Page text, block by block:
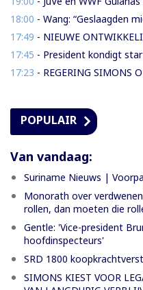
18:00 - Wang: “Geslaagden middelbare school
17:49 - NIEUWE ONTWIKKELINGSBANK MOET GUYANESE
17:45 - President kondigt start
17:23 - REGERING SIMONS OPENT LOONONDERHANDELINGEN
POPULAIR
Van vandaag:
Suriname Nieuws |
Monorath over
rollen, dan moeten die
Gentle: 'Vice-president
hoofdinspecteurs'
SRD 1800
SIMONS KIEST VOOR